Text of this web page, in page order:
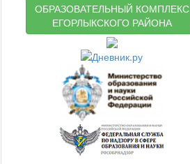
ОБРАЗОВАТЕЛЬНЫЙ КОМПЛЕКС
ЕГОРЛЫКСКОГО РАЙОНА